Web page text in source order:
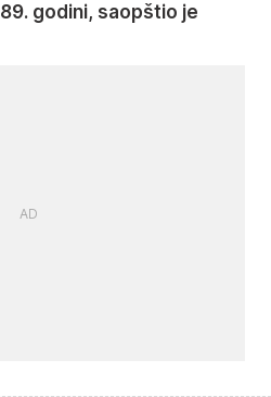
godini, saopštio je